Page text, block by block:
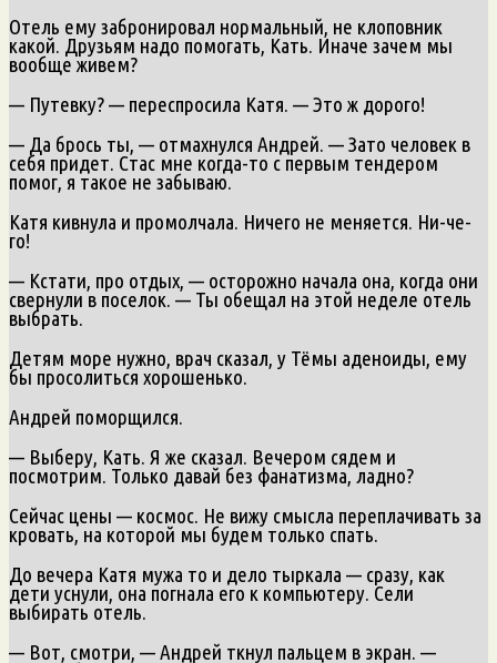
Отель ему забронировал нормальный, не клоповник
какой. Друзьям надо помогать, Кать. Иначе зачем мы
вообще живем?
— Путевку? — переспросила Катя. — Это ж дорого!
— Да брось ты, — отмахнулся Андрей. — Зато человек в
себя придет. Стас мне когда-то с первым тендером
помог, я такое не забываю.
Катя кивнула и промолчала. Ничего не меняется. Ни-че-
го!
— Кстати, про отдых, — осторожно начала она, когда они
свернули в поселок. — Ты обещал на этой неделе отель
выбрать.
Детям море нужно, врач сказал, у Тёмы аденоиды, ему
бы просолиться хорошенько.
Андрей поморщился.
— Выберу, Кать. Я же сказал. Вечером сядем и
посмотрим. Только давай без фанатизма, ладно?
Сейчас цены — космос. Не вижу смысла переплачивать за
кровать, на которой мы будем только спать.
До вечера Катя мужа то и дело тыркала — сразу, как
дети уснули, она погнала его к компьютеру. Сели
выбирать отель.
— Вот, смотри, — Андрей ткнул пальцем в экран. —